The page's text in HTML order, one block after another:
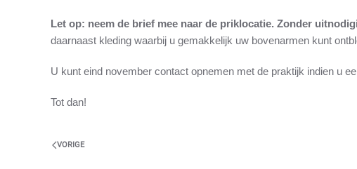
Let op: neem de brief mee naar de priklocatie. Zonder
daarnaast kleding waarbij u gemakkelijk uw bovenarmen kunt
U kunt eind november contact opnemen met de praktijk indien u
Tot dan!
VORIGE